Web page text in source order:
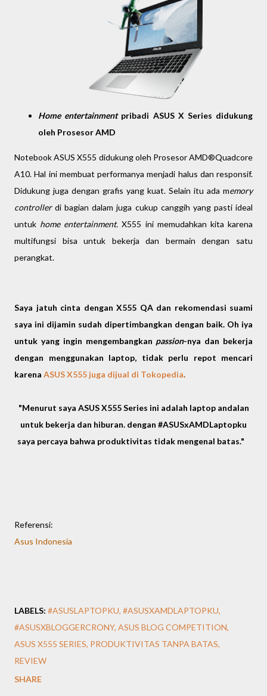
Home entertainmentpribadi ASUS X Series didukung
oleh Prosesor AMD
Notebook ASUS X555 didukung oleh Prosesor AMD®Quadcore
A10. Hal ini membuat performanya menjadi halus dan responsif.
Didukung juga dengan grafis yang kuat. Selain itu ada memory
controllerdi bagian dalam juga cukup canggih yang pasti ideal
untuk home entertainment. X555 ini memudahkan kita karena
multifungsi bisa untuk bekerja dan bermain dengan satu
perangkat.
Saya jatuh cinta dengan X555 QA dan rekomendasi suami
saya ini dijamin sudah dipertimbangkan dengan baik. Oh iya
untuk yang ingin mengembangkan passion-nya dan bekerja
dengan menggunakan laptop, tidak perlu repot mencari
karena ASUS X555 juga dijual di Tokopedia.
"Menurut saya ASUS X555 Series ini adalah laptop andalan
untuk bekerja dan hiburan. dengan #ASUSxAMDLaptopku
saya percaya bahwa produktivitas tidak mengenal batas."
Referensi:
Asus Indonesia
LABELS: #ASUSLAPTOPKU #ASUSXAMDLAPTOPKU
#ASUSXBLOGGERCRONY ASUS BLOG COMPETITION
ASUS X555 SERIES PRODUKTIVITAS TANPA BATAS
REVIEW
SHARE